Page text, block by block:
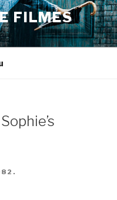
FILMES